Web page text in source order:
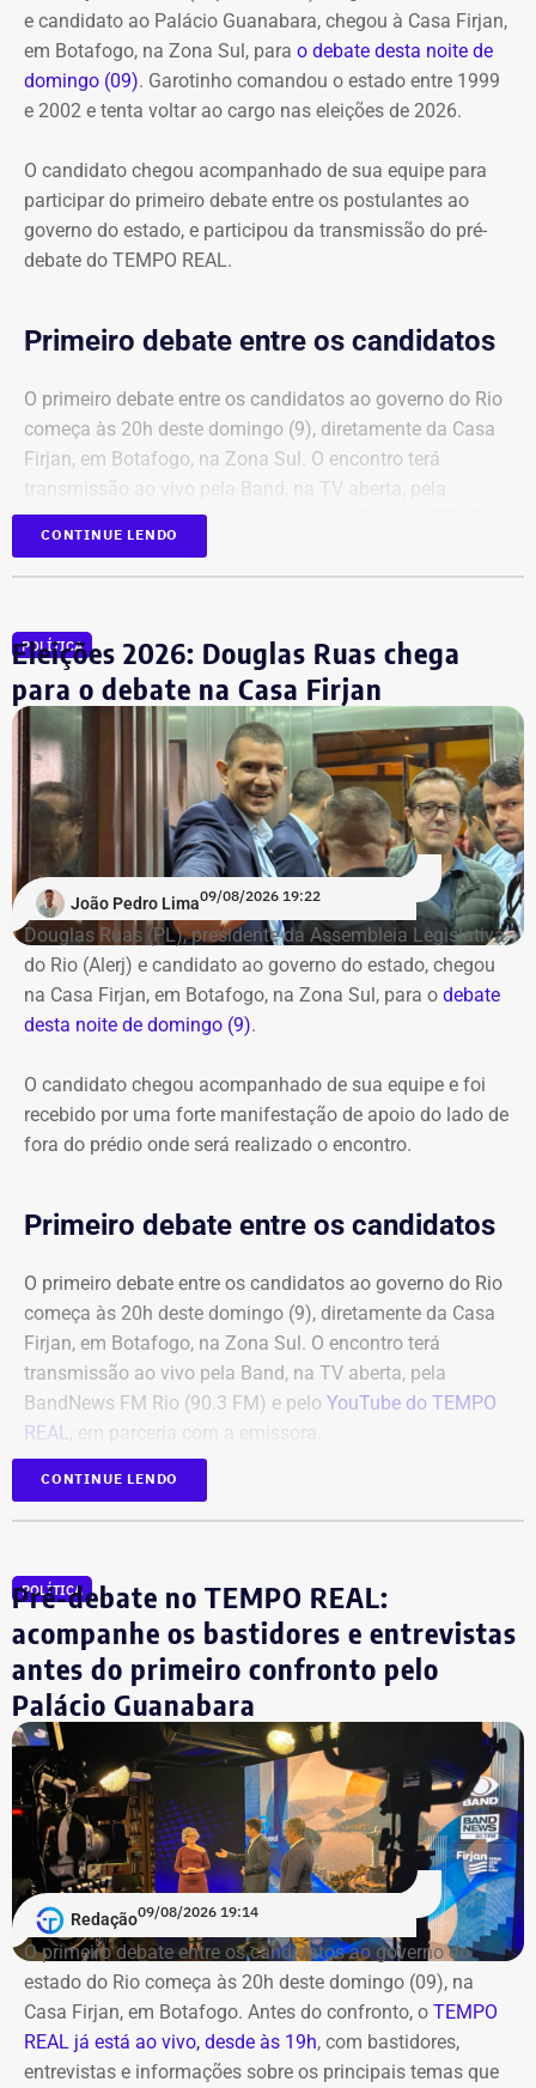
e candidato ao Palácio Guanabara, chegou à Casa Firjan,
em Botafogo, na Zona Sul, para o debate desta noite de
domingo (09). Garotinho comandou o estado entre 1999
e 2002 e tenta voltar ao cargo nas eleições de 2026.
O candidato chegou acompanhado de sua equipe para
participar do primeiro debate entre os postulantes ao
governo do estado, e participou da transmissão do pré-
debate do TEMPO REAL.
Primeiro debate entre os candidatos
O primeiro debate entre os candidatos ao governo do Rio
começa às 20h deste domingo (9), diretamente da Casa
Firjan, em Botafogo, na Zona Sul. O encontro terá
transmissão ao vivo pela Band, na TV aberta, pela
BandNews FM Rio (90.3 FM) e pelo
Garotinho (Republicanos), Douglas Ruas (PL) e Willian
Siri (PSOL). O candidato Eduardo Paes (PSD) informou
na noite anterior que não iria comparecer.
O público também poderá acompanhar a cobertura
especial do TEMPO REAL pelo Instagram do portal, com
transmissão e atualizações nos Stories. Estamos ao vivo
com o pré-debate desde às 19h.Acompanhe pelo link.
CONTINUE LENDO
POLÍTICA
Eleições 2026: Douglas Ruas chega
para o debate na Casa Firjan
João Pedro Lima09/08/2026 19:22
Douglas Ruas (PL), presidente da Assembleia Legislativa
do Rio (Alerj) e candidato ao governo do estado, chegou
na Casa Firjan, em Botafogo, na Zona Sul, para o debate
desta noite de domingo (9).
O candidato chegou acompanhado de sua equipe e foi
recebido por uma forte manifestação de apoio do lado de
fora do prédio onde será realizado o encontro.
Primeiro debate entre os candidatos
O primeiro debate entre os candidatos ao governo do Rio
começa às 20h deste domingo (9), diretamente da Casa
Firjan, em Botafogo, na Zona Sul. O encontro terá
transmissão ao vivo pela Band, na TV aberta, pela
BandNews FM Rio (90.3 FM) e pelo YouTube do TEMPO
REAL , em parceria com a emissora.
Garotinho (Republicanos), Douglas Ruas (PL) e Willian
na noite anterior que não iria comparecer.
O público também poderá acompanhar a cobertura
especial do TEMPO REAL pelo Instagram do portal, com
transmissão e atualizações nos Stories. Estamos ao vivo
com o pré-debate desde às 19h.Acompanhe pelo link.
CONTINUE LENDO
POLÍTICA
Pré-debate no TEMPO REAL:
acompanhe os bastidores e entrevistas
antes do primeiro confronto pelo
Palácio Guanabara
Redação09/08/2026 19:14
O primeiro debate entre os candidatos ao governo do
estado do Rio começa às 20h deste domingo (09), na
Casa Firjan, em Botafogo. Antes do confronto, o TEMPO
REAL já está ao vivo, desde às 19h, com bastidores,
entrevistas e informações sobre os principais temas que